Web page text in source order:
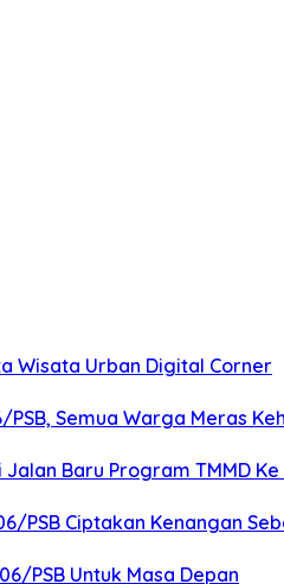
Wisata Urban Digital Corner
PSB, Semua Warga Meras
Baru Program TMMD Ke
PSB Ciptakan Kenangan
PSB Untuk Masa Depan